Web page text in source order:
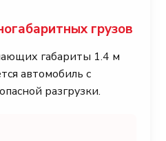
грузов
габариты 1.4 м
автомобиль с
разгрузки.